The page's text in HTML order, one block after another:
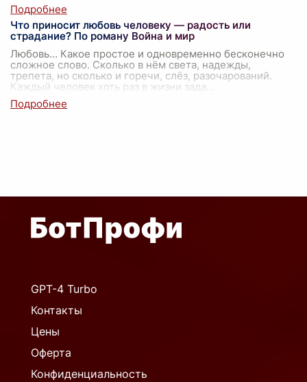
Что приносит любовь человеку — радость или
страдание? По роману Война и мир
Любовь… Какое простое и одновременно бесконечно
сложное слово. Сколько в нём света, надежды,
трепета, но сколько и горечи, слёз, разочарований.
Каждый человек хоть раз в жизни зада
GPT-4 Turbo
Контакты
Цены
Оферта
Конфиденциальность